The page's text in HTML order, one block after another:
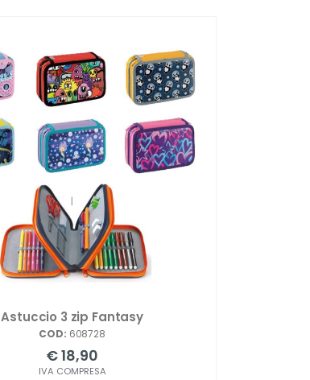
Astuccio 3 zip Fantasy
COD: 608728
€ 18,90
IVA COMPRESA